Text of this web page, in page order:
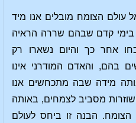
עולם הצומח מובלים אנו מיד
בימי קדם שבהם שררה הראיה
אחר כך והיום נשארו רק
בהם, והאדם המודרני אינו
מידה שבה מתכחשים אנו
מסביב לצמחים, באותה
הבנה זו ביחס לעולם